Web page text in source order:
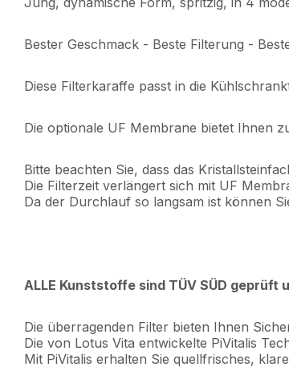
Bester Geschmack - Beste Filterung -
Diese Filterkaraffe passt in die
Die optionale UF Membrane bietet Ihnen
Bitte beachten Sie, dass das
Die Filterzeit verlängert sich mit UF
Da der Durchlauf so langsam ist können
ALLE Kunststoffe sind TÜV SÜD geprüft
Die überragenden Filter bieten Ihnen
Die von Lotus Vita entwickelte PiVitalis
Mit PiVitalis erhalten Sie quellfrisches,